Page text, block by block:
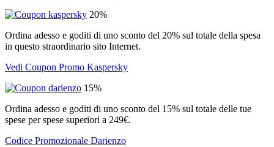
20%
Ordina adesso e goditi di uno sconto del 20% sul totale della spesa
in questo straordinario sito Internet.
Vedi Coupon Promo Kaspersky
15%
Ordina adesso e goditi di uno sconto del 15% sul totale delle tue
spese per spese superiori a 249€.
Codice Promozionale Darienzo